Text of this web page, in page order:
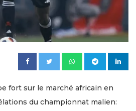
fort sur le marché africain en
du championnat malien: